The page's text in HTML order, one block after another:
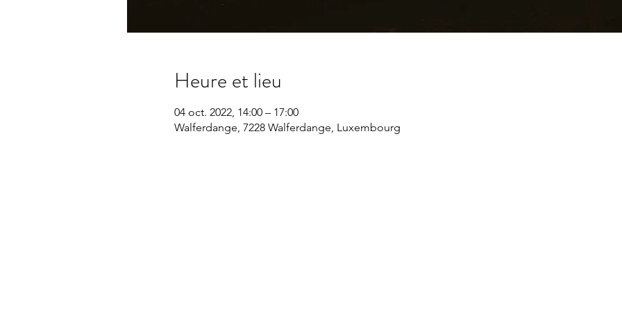
Heure et lieu
04 oct. 2022, 14:00 – 17:00
Walferdange, 7228 Walferdange, Luxembourg